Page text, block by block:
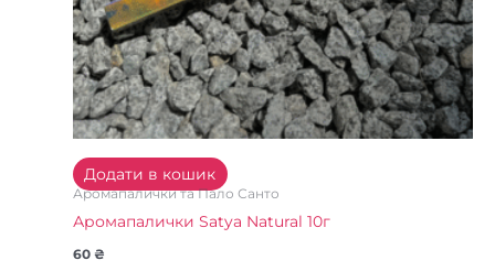
Додати в кошик
Аромапалички та Пало Санто
Аромапалички Satya Natural 10г
60₴